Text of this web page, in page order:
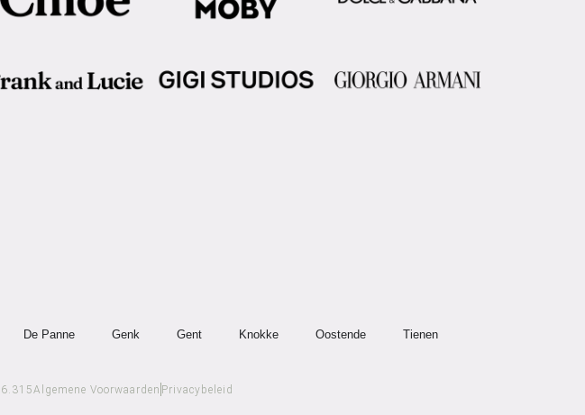
De Panne Genk Gent Knokke Oostende Tienen
Algemene Voorwaarden Privacybeleid